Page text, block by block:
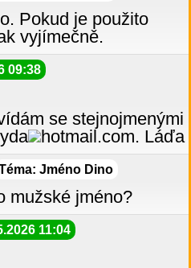
Pokud je použito
vyjímečně.
09:38
se stejnojmenými
hotmail.com. Láďa
Jméno Dino
mužské jméno?
11:04